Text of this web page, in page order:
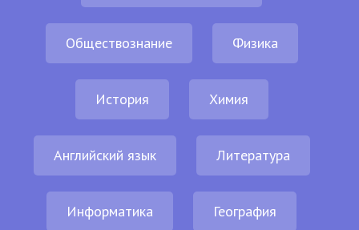
Обществознание Физика
История Химия
Английский язык Литература
Информатика География